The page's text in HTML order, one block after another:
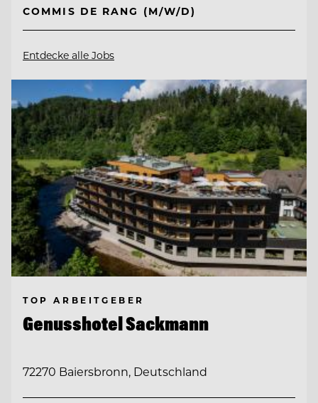
COMMIS DE RANG (M/W/D)
Entdecke alle Jobs
TOP ARBEITGEBER
Genusshotel Sackmann
72270 Baiersbronn, Deutschland